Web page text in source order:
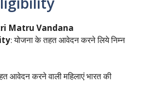
Matru Vandana
:योजना के तहत आवेदन करनेलिये निम्न
आवेदन करने वाली महिलाएं भारत की